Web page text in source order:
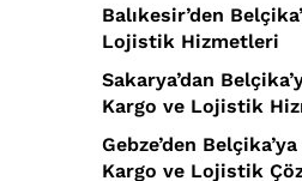
Balıkesir’den
Lojistik Hizmetleri
Sakarya’dan
Kargo ve Lojistik
Gebze’den
Kargo ve Lojistik